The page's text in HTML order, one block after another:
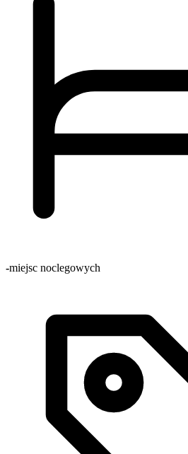
-miejsc noclegowych